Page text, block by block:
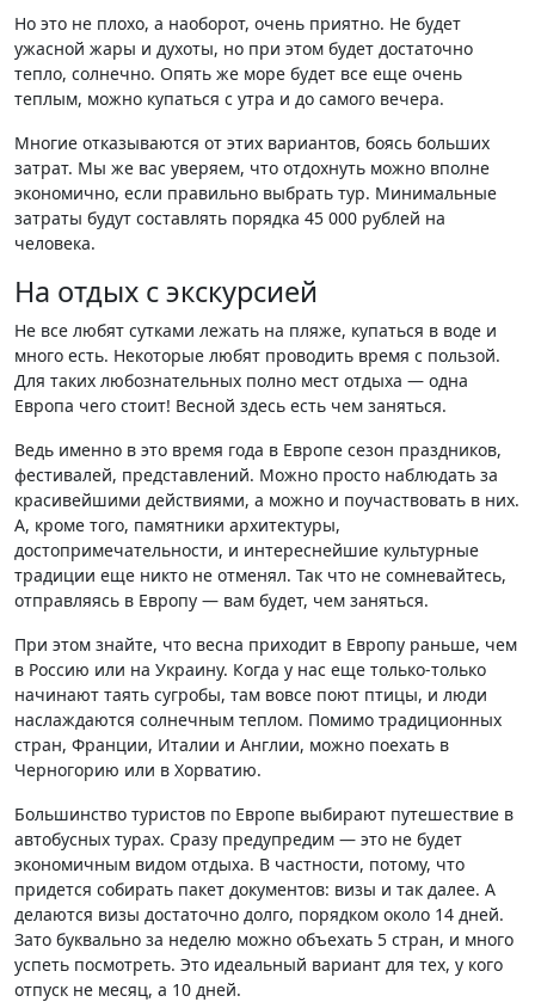
Но это не плохо, а наоборот, очень приятно. Не будет
ужасной жары и духоты, но при этом будет достаточно
тепло, солнечно. Опять же море будет все еще очень
теплым, можно купаться с утра и до самого вечера.
Многие отказываются от этих вариантов, боясь больших
затрат. Мы же вас уверяем, что отдохнуть можно вполне
экономично, если правильно выбрать тур. Минимальные
затраты будут составлять порядка 45 000 рублей на
человека.
На отдых с экскурсией
Не все любят сутками лежать на пляже, купаться в воде и
много есть. Некоторые любят проводить время с пользой.
Для таких любознательных полно мест отдыха — одна
Европа чего стоит! Весной здесь есть чем заняться.
Ведь именно в это время года в Европе сезон праздников,
фестивалей, представлений. Можно просто наблюдать за
красивейшими действиями, а можно и поучаствовать в них.
А, кроме того, памятники архитектуры,
достопримечательности, и интереснейшие культурные
традиции еще никто не отменял. Так что не сомневайтесь,
отправляясь в Европу — вам будет, чем заняться.
При этом знайте, что весна приходит в Европу раньше, чем
в Россию или на Украину. Когда у нас еще только-только
начинают таять сугробы, там вовсе поют птицы, и люди
наслаждаются солнечным теплом. Помимо традиционных
стран, Франции, Италии и Англии, можно поехать в
Черногорию или в Хорватию.
Большинство туристов по Европе выбирают путешествие в
автобусных турах. Сразу предупредим — это не будет
экономичным видом отдыха. В частности, потому, что
придется собирать пакет документов: визы и так далее. А
делаются визы достаточно долго, порядком около 14 дней.
Зато буквально за неделю можно объехать 5 стран, и много
успеть посмотреть. Это идеальный вариант для тех, у кого
отпуск не месяц, а 10 дней.